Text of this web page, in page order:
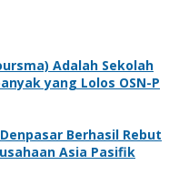
Adalah Sekolah
yang Lolos OSN-P
Berhasil Rebut
Asia Pasifik